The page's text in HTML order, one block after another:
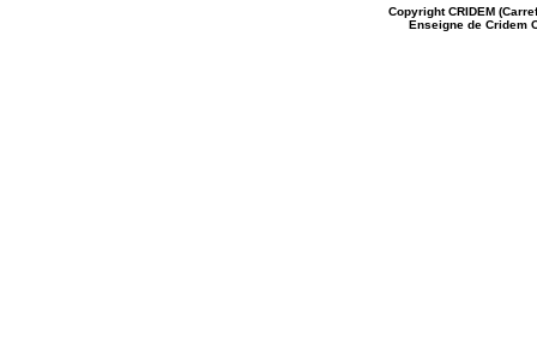
CopyrightCRIDEM
Enseigne de Cridem